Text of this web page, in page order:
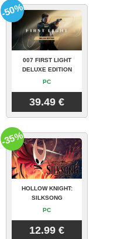
007 FIRST LIGHT
DELUXE EDITION
PC
39.49 €
-50%
HOLLOW KNIGHT:
SILKSONG
PC
12.99 €
-35%